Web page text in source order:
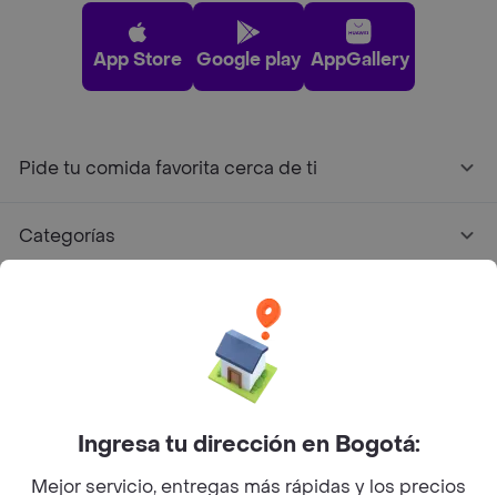
App Store Google play AppGallery
Pide tu comida favorita cerca de ti
Categorías
Facebook
Twitter
Instagram
©2026Rappi Inc. All rights reserved.
Ingresa tu dirección en Bogotá:
Mejor servicio, entregas más rápidas y los precios